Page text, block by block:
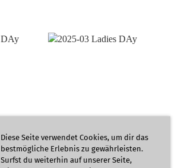
Diese Seite verwendet Cookies, um dir das
bestmögliche Erlebnis zu gewährleisten.
Surfst du weiterhin auf unserer Seite,